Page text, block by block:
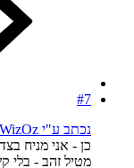
#7
נכתב ע"י WizOz:
כן - אני מניח
מטיל זהב - בלי